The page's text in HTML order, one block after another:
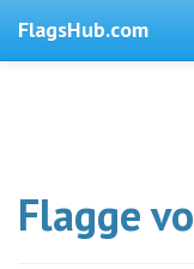
FlagsHub.com
Flagge